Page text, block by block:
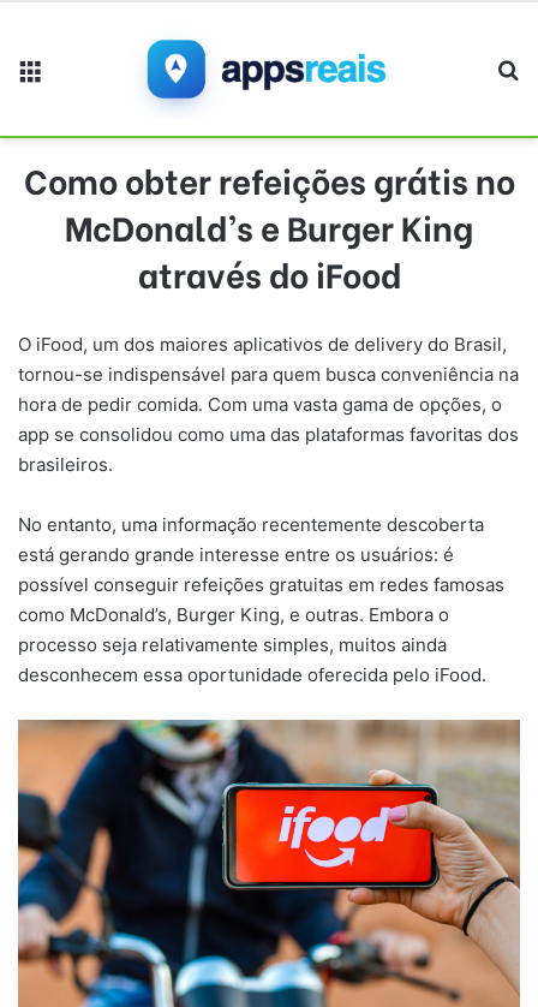
Como obter refeições grátis no
McDonald’s e Burger King
através do iFood
O iFood, um dos maiores aplicativos de delivery do Brasil,
tornou-se indispensável para quem busca conveniência na
hora de pedir comida. Com uma vasta gama de opções, o
app se consolidou como uma das plataformas favoritas dos
brasileiros.
No entanto, uma informação recentemente descoberta
está gerando grande interesse entre os usuários: é
possível conseguir refeições gratuitas em redes famosas
como McDonald’s, Burger King, e outras. Embora o
processo seja relativamente simples, muitos ainda
desconhecem essa oportunidade oferecida pelo iFood.